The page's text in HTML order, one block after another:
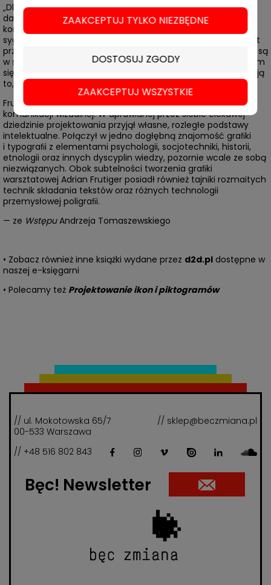
„Dla zatrzymania myśli, dla przekazania informacji już od
dawna nie wystarczają same znaki alfabetu. Orientacja i
komunikacja nie są dziś możliwe bez schematów, znaków i
sygnałów. Wypowiedź pisana z konieczności uzupełniana jest
przy pomocy obrazów. […] Znaki, symbole, sygnety i sygnały są
w swej różnorodności językiem naszych czasów, utrwalającym
się i przenikającym naszą codzienność. Obejmują i zachowują
to, co było dawniej i są wskazówką dla tego, co nastąpi”.
Frutiger należy do najlepszych europejskich specjalistów
komunikacji wizualnej. W uprawianej przez siebie ciekawej
dziedzinie projektowania przyjął własne, rozległe podstawy
intelektualne. Połączył w jedno dogłębną znajomość graﬁki
i typograﬁi z elementami psychologii, socjotechniki, historii,
etnologii oraz innych dyscyplin wiedzy, pozornie wcale ze sobą
niezwiązanych. Obok subtelności tworzenia graﬁki
warsztatowej Adrian Frutiger posiadł również tajniki rozmaitych
technik składania tekstów oraz różnych technologii
przemysłowej poligraﬁi.
— ze WstępuAndrzeja Tomaszewskiego
• Zobacz również inne książki wydane przez d2d.pl dostępne w
naszej e-księgarni
• Polecamy też Projektowanie ikon i piktogramów
// ul. Mokotowska 65/7
00-533 Warszawa
// sklep@beczmiana.pl
// +48 516 802 843
Bęc! Newsletter
ZAAKCEPTUJ TYLKO NIEZBĘDNE
DOSTOSUJ ZGODY
ZAAKCEPTUJ WSZYSTKIE